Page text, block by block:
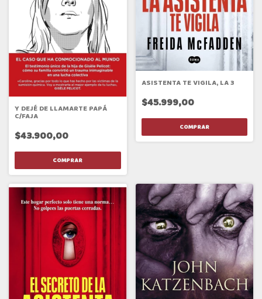
Y DEJÉ DE LLAMARTE PAPÁ
C/FAJA
$43.900,00
ASISTENTA TE VIGILA, LA 3
$45.999,00